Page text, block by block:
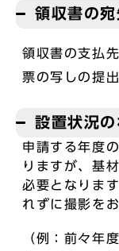
領収書の宛
領収書の支払
票の写しの提
設置状況
申請する年度
りますが、基
必要となりま
れずに撮影を
（例：前々年